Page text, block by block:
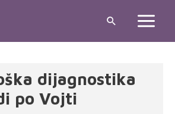
Search
Main
dijagnostika
po Vojti